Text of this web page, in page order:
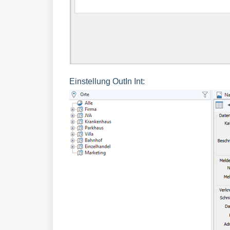
Einstellung OutIn Int: